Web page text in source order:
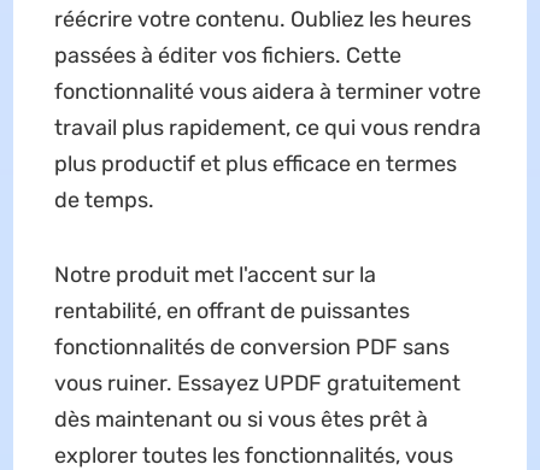
réécrire votre contenu. Oubliez les heures
passées à éditer vos fichiers. Cette
fonctionnalité vous aidera à terminer votre
travail plus rapidement, ce qui vous rendra
plus productif et plus efficace en termes
de temps.
Notre produit met l'accent sur la
rentabilité, en offrant de puissantes
fonctionnalités de conversion PDF sans
vous ruiner. Essayez UPDF gratuitement
dès maintenant ou si vous êtes prêt à
explorer toutes les fonctionnalités, vous